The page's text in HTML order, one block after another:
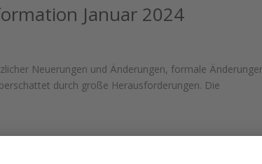
Januar 2024
Neuerungen und Änderungen, formale
durch große Herausforderungen. Die